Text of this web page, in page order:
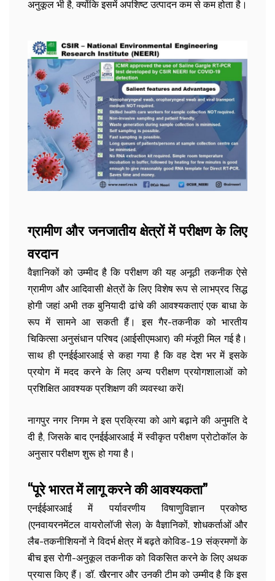
अनुकूल भी है, क्योंकि इसमें अपशिष्ट उत्पादन कम से कम होता है।
ग्रामीण और जनजातीय क्षेत्रों में परीक्षण के लिए
वरदान
वैज्ञानिकों को उम्मीद है कि परीक्षण की यह अनूठी तकनीक ऐसे
ग्रामीण और आदिवासी क्षेत्रों के लिए विशेष रूप से लाभप्रद सिद्ध
होगी जहां अभी तक बुनियादी ढांचे की आवश्यकताएं एक बाधा के
रूप में सामने आ सकती हैं। इस गैर-तकनीक को भारतीय
चिकित्सा अनुसंधान परिषद (आईसीएमआर) की मंजूरी मिल गई है।
साथ ही एनईईआरआई से कहा गया है कि वह देश भर में इसके
प्रयोग में मदद करने के लिए अन्य परीक्षण प्रयोगशालाओं को
प्रशिक्षित आवश्यक प्रशिक्षण की व्यवस्था करेंI
नागपुर नगर निगम ने इस प्रक्रिया को आगे बढ़ाने की अनुमति दे
दी है, जिसके बाद एनईईआरआई में स्वीकृत परीक्षण प्रोटोकॉल के
अनुसार परीक्षण शुरू हो गया है।
“पूरे भारत में लागू करने की आवश्यकता”
एनईईआरआई में पर्यावरणीय विषाणुविज्ञान प्रकोष्ठ
(एनवायरनमेंटल वायरोलॉजी सेल) के वैज्ञानिकों, शोधकर्ताओं और
लैब-तकनीशियनों ने विदर्भ क्षेत्र में बढ़ते कोविड-19 संक्रमणों के
बीच इस रोगी-अनुकूल तकनीक को विकसित करने के लिए अथक
प्रयास किए हैं। डॉ. खैरनार और उनकी टीम को उम्मीद है कि इस